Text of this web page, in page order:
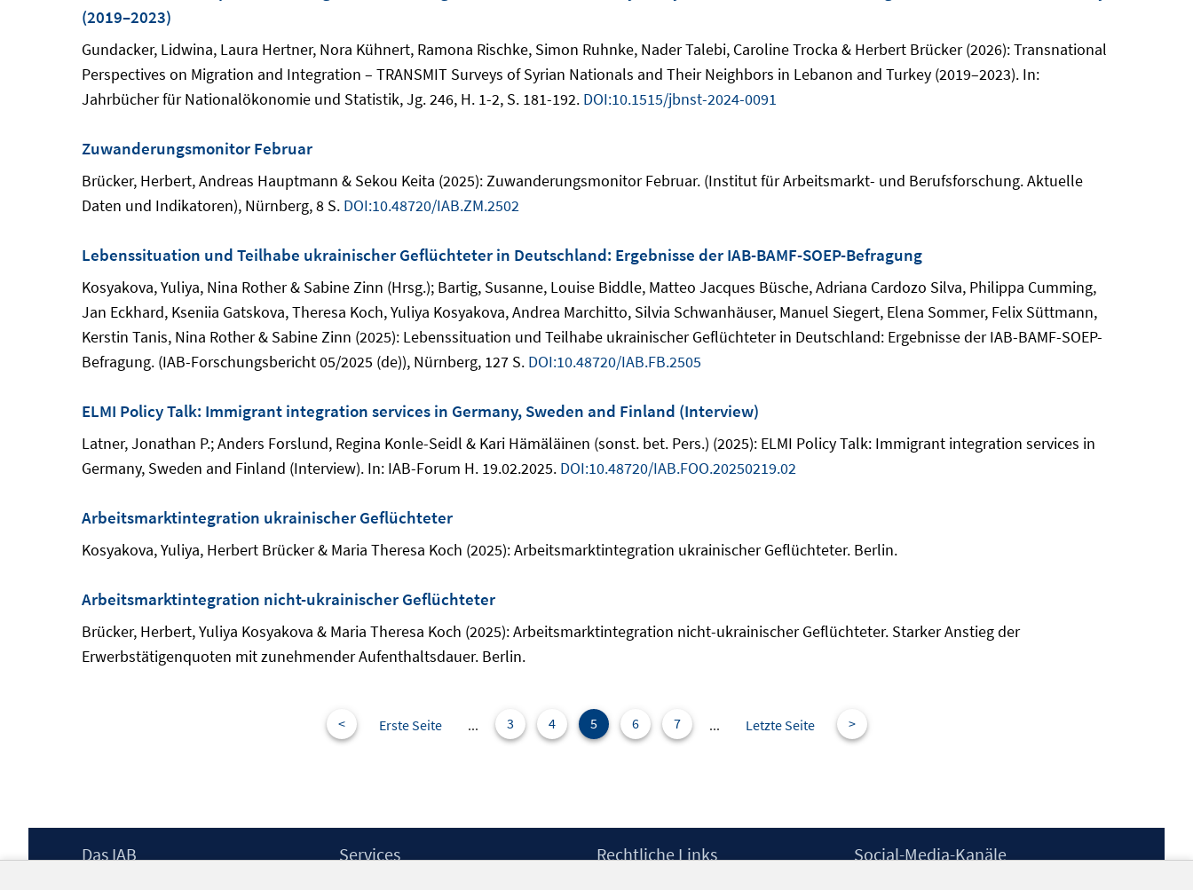
(2019–2023)
Gundacker, Lidwina, Laura Hertner, Nora Kühnert, Ramona Rischke, Simon Ruhnke, Nader Talebi, Caroline Trocka & Herbert Brücker (2026): Transnational
Perspectives on Migration and Integration – TRANSMIT Surveys of Syrian Nationals and Their Neighbors in Lebanon and Turkey (2019–2023). In:
Jahrbücher für Nationalökonomie und Statistik, Jg. 246, H. 1-2, S. 181-192. DOI:10.1515/jbnst-2024-0091
Zuwanderungsmonitor Februar
Brücker, Herbert, Andreas Hauptmann & Sekou Keita (2025): Zuwanderungsmonitor Februar. (Institut für Arbeitsmarkt- und Berufsforschung. Aktuelle
Daten und Indikatoren), Nürnberg, 8 S. DOI:10.48720/IAB.ZM.2502
Lebenssituation und Teilhabe ukrainischer Geflüchteter in Deutschland: Ergebnisse der IAB-BAMF-SOEP-Befragung
Kosyakova, Yuliya, Nina Rother & Sabine Zinn (Hrsg.); Bartig, Susanne, Louise Biddle, Matteo Jacques Büsche, Adriana Cardozo Silva, Philippa Cumming,
Jan Eckhard, Kseniia Gatskova, Theresa Koch, Yuliya Kosyakova, Andrea Marchitto, Silvia Schwanhäuser, Manuel Siegert, Elena Sommer, Felix Süttmann,
Kerstin Tanis, Nina Rother & Sabine Zinn (2025): Lebenssituation und Teilhabe ukrainischer Geflüchteter in Deutschland: Ergebnisse der IAB-BAMF-SOEP-
Befragung. (IAB-Forschungsbericht 05/2025 (de)), Nürnberg, 127 S. DOI:10.48720/IAB.FB.2505
ELMI Policy Talk: Immigrant integration services in Germany, Sweden and Finland (Interview)
Latner, Jonathan P.; Anders Forslund, Regina Konle-Seidl & Kari Hämäläinen (sonst. bet. Pers.) (2025): ELMI Policy Talk: Immigrant integration services in
Germany, Sweden and Finland (Interview). In: IAB-Forum H. 19.02.2025. DOI:10.48720/IAB.FOO.20250219.02
Arbeitsmarktintegration ukrainischer Geflüchteter
Kosyakova, Yuliya, Herbert Brücker & Maria Theresa Koch (2025): Arbeitsmarktintegration ukrainischer Geflüchteter. Berlin.
Arbeitsmarktintegration nicht-ukrainischer Geflüchteter
Brücker, Herbert, Yuliya Kosyakova & Maria Theresa Koch (2025): Arbeitsmarktintegration nicht-ukrainischer Geflüchteter. Starker Anstieg der
Erwerbstätigenquoten mit zunehmender Aufenthaltsdauer. Berlin.
< Erste Seite ... 3 4 5 6 7 ... Letzte Seite >
Footer
Das IAB Services Rechtliche Links Social-Media-Kanäle